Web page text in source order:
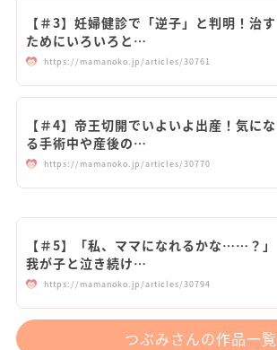
【＃3】妊婦健診で「逆子」と判明！治す
ためにいろいろと…
https://mamanoko.jp/articles/30761
【＃4】帝王切開でいよいよ出産！気にな
る手術中や産後の…
https://mamanoko.jp/articles/30770
【＃5】「私、ママになれるかな……？」
我が子と泣き続け…
https://mamanoko.jp/articles/30794
つぶみさんの作品一覧